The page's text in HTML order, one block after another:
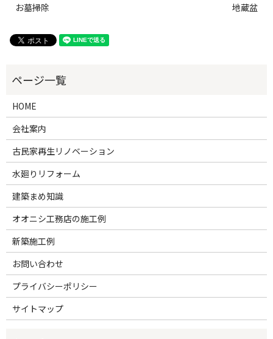
お墓掃除 地蔵盆
HOME
会社案内
古民家再生リノベーション
水廻りリフォーム
建築まめ知識
オオニシ工務店の施工例
新築施工例
お問い合わせ
プライバシーポリシー
サイトマップ